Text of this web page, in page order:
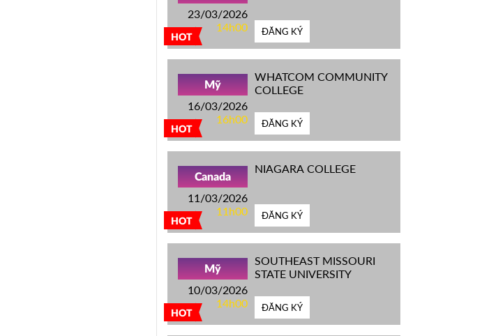
HOT
23/03/2026
14h00
ĐĂNG KÝ
HOT
Mỹ
16/03/2026
16h00
WHATCOM COMMUNITY
COLLEGE
ĐĂNG KÝ
HOT
Canada
11/03/2026
11h00
NIAGARA COLLEGE
ĐĂNG KÝ
HOT
Mỹ
10/03/2026
14h00
SOUTHEAST MISSOURI
STATE UNIVERSITY
ĐĂNG KÝ